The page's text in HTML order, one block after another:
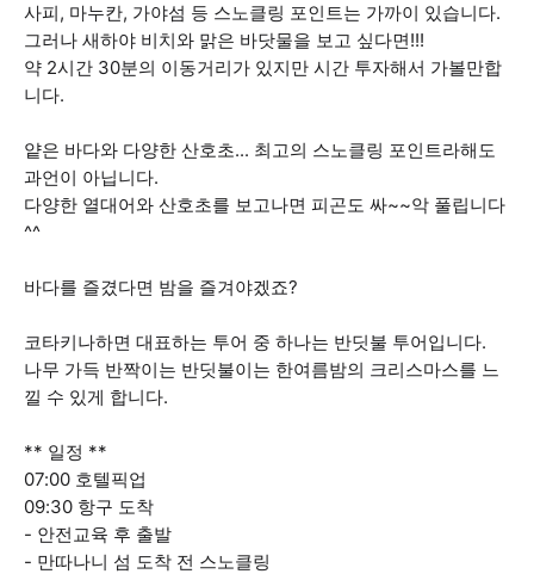
사피, 마누칸, 가야섬 등 스노클링 포인트는 가까이 있습니다.
그러나 새하야 비치와 맑은 바닷물을 보고 싶다면!!!
약 2시간 30분의 이동거리가 있지만 시간 투자해서 가볼만합
니다.
얕은 바다와 다양한 산호초... 최고의 스노클링 포인트라해도
과언이 아닙니다.
다양한 열대어와 산호초를 보고나면 피곤도 싸~~악 풀립니다
^^
바다를 즐겼다면 밤을 즐겨야겠죠?
코타키나하면 대표하는 투어 중 하나는 반딧불 투어입니다.
나무 가득 반짝이는 반딧불이는 한여름밤의 크리스마스를 느
낄 수 있게 합니다.
** 일정 **
07:00 호텔픽업
09:30 항구 도착
- 안전교육 후 출발
- 만따나니 섬 도착 전 스노클링